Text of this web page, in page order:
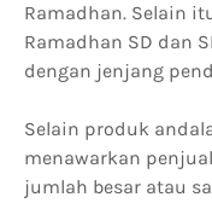
Ramadhan. Selain
Ramadhan SD dan
dengan jenjang
Selain produk
menawarkan
jumlah besar atau